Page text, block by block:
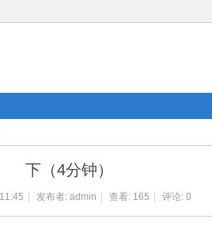
下（4分钟）
发布者: admin 查看: 165 评论: 0